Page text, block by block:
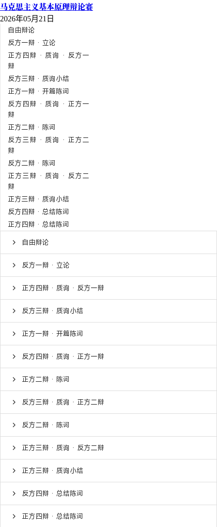
马克思主义基本原理辩论赛
2026年05月21日
自由辩论
反方一辩 · 立论
正方四辩 · 质询 · 反方一
辩
反方三辩 · 质询小结
正方一辩 · 开篇陈词
反方四辩 · 质询 · 正方一
辩
正方二辩 · 陈词
反方三辩 · 质询 · 正方二
辩
反方二辩 · 陈词
正方三辩 · 质询 · 反方二
辩
正方三辩 · 质询小结
反方四辩 · 总结陈词
正方四辩 · 总结陈词
自由辩论
反方一辩 · 立论
正方四辩 · 质询 · 反方一辩
反方三辩 · 质询小结
正方一辩 · 开篇陈词
反方四辩 · 质询 · 正方一辩
正方二辩 · 陈词
反方三辩 · 质询 · 正方二辩
反方二辩 · 陈词
正方三辩 · 质询 · 反方二辩
正方三辩 · 质询小结
反方四辩 · 总结陈词
正方四辩 · 总结陈词